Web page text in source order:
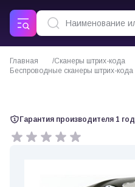
Главная
Сканеры штрих-кода
Беспроводные сканеры штрих-кода
Гарантия производителя 1 год